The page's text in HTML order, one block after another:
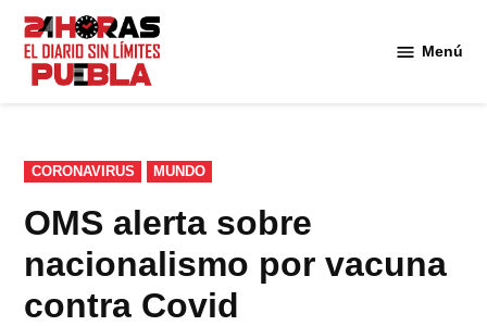
Saltar
contenido
Menú
PUBLICADO
EN
CORONAVIRUS MUNDO
OMS alerta sobre
nacionalismo por vacuna
contra Covid